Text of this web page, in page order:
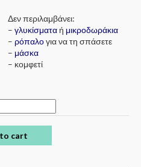
Δεν περιλαμβάνει:
– γλυκίσματαή μικροδωράκια
– ρόπαλογια να τη σπάσετε
– μάσκα
– κομφετί
cart